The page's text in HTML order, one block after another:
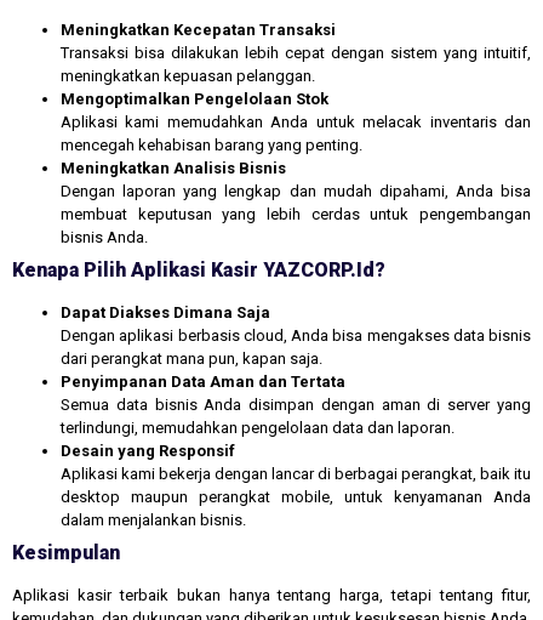
Meningkatkan Kecepatan Transaksi
Transaksi bisa dilakukan lebih cepat dengan sistem yang intuitif,
meningkatkan kepuasan pelanggan.
Mengoptimalkan Pengelolaan Stok
Aplikasi kami memudahkan Anda untuk melacak inventaris dan
mencegah kehabisan barang yang penting.
Meningkatkan Analisis Bisnis
Dengan laporan yang lengkap dan mudah dipahami, Anda bisa
membuat keputusan yang lebih cerdas untuk pengembangan
bisnis Anda.
Kenapa Pilih Aplikasi Kasir YAZCORP.id?
Dapat Diakses Dimana Saja
Dengan aplikasi berbasis cloud, Anda bisa mengakses data bisnis
dari perangkat mana pun, kapan saja.
Penyimpanan Data Aman dan Tertata
Semua data bisnis Anda disimpan dengan aman di server yang
terlindungi, memudahkan pengelolaan data dan laporan.
Desain yang Responsif
Aplikasi kami bekerja dengan lancar di berbagai perangkat, baik itu
desktop maupun perangkat mobile, untuk kenyamanan Anda
dalam menjalankan bisnis.
Kesimpulan
Aplikasi kasir terbaik bukan hanya tentang harga, tetapi tentang fitur,